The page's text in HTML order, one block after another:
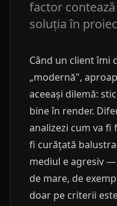
factor
soluția în
Când un client îmi
„modernă",
aceeași dilemă:
bine în render.
analizezi cum va fi
fi curățată
mediul e agresiv
de mare, de
doar pe criterii